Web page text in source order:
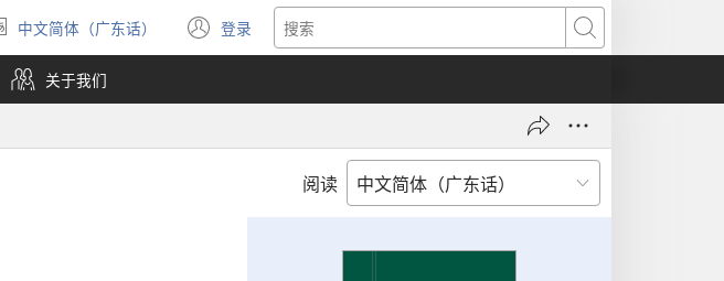
选
择
语
言
中文简体（广东话） 登录
（打
开
窗
搜
索
关于我们
阅读